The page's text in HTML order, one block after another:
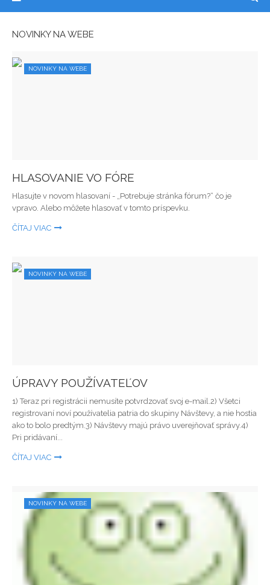
NOVINKY NA WEBE
NOVINKY NA WEBE
HLASOVANIE VO FÓRE
Hlasujte v novom hlasovaní - „Potrebuje stránka fórum?“ čo je
vpravo. Alebo môžete hlasovať v tomto príspevku.
ČÍTAJ VIAC
NOVINKY NA WEBE
ÚPRAVY POUŽÍVATEĽOV
1) Teraz pri registrácii nemusíte potvrdzovať svoj e-mail.2) Všetci
registrovaní noví používatelia patria do skupiny Návštevy, a nie hostia
ako to bolo predtým.3) Návštevy majú právo uverejňovať správy.4)
Pri pridávaní...
ČÍTAJ VIAC
NOVINKY NA WEBE